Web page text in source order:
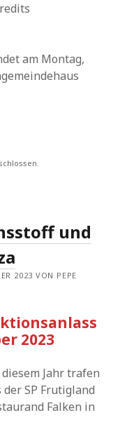
am Montag,
und
2023 VON PEPE
2023
Jahr trafen
SP Frutigland
Falken in